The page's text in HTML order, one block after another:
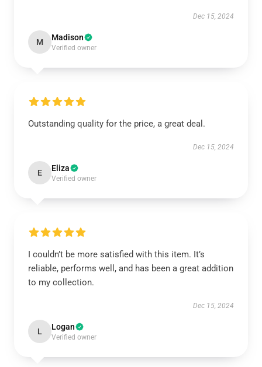
Dec 15, 2024
M Madison
Verified owner
Outstanding quality for the price, a great deal.
Dec 15, 2024
E Eliza
Verified owner
I couldn’t be more satisfied with this item. It’s
reliable, performs well, and has been a great addition
to my collection.
Dec 15, 2024
L Logan
Verified owner